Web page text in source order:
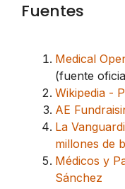
Fuentes
Medical
(fuente
Wikipedia -
AE
La
millones de
Médicos y
Sánchez